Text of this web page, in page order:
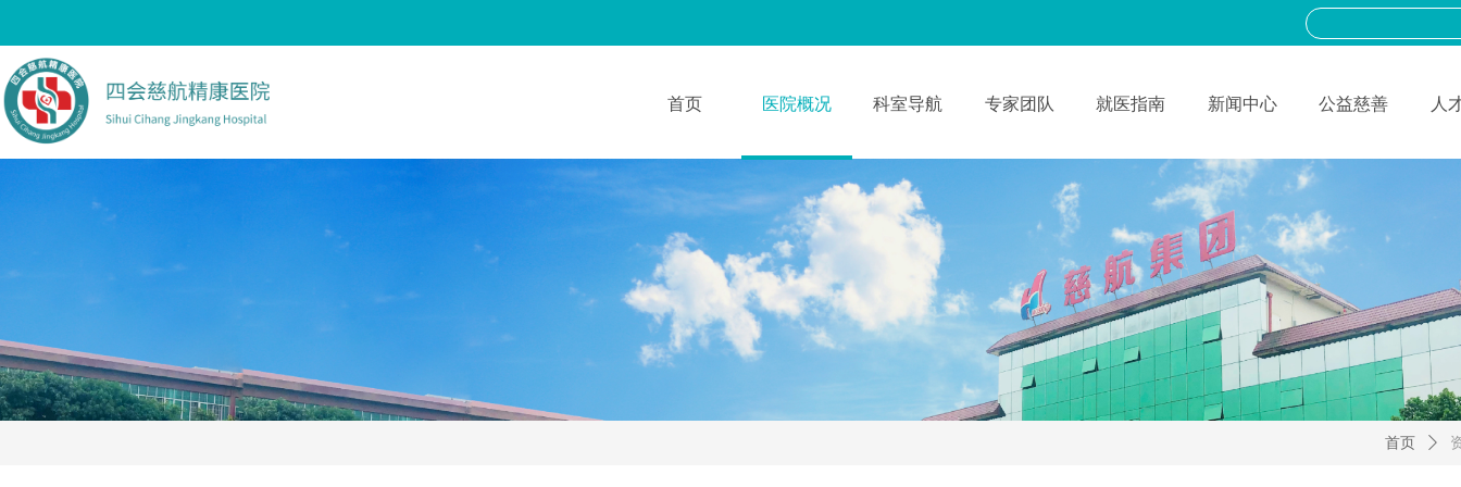
首页 医院概况 科室导航 专家团队 就医指南 新闻中心 公益慈善 人
首页 ꄲ